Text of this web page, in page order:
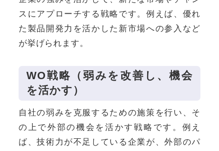
スにアプローチする戦略です。例えば、優れ
た製品開発力を活かした新市場への参入など
が挙げられます。
WO戦略（弱みを改善し、機会
を活かす）
自社の弱みを克服するための施策を行い、そ
の上で外部の機会を活かす戦略です。例え
ば、技術力が不足している企業が、外部のパ